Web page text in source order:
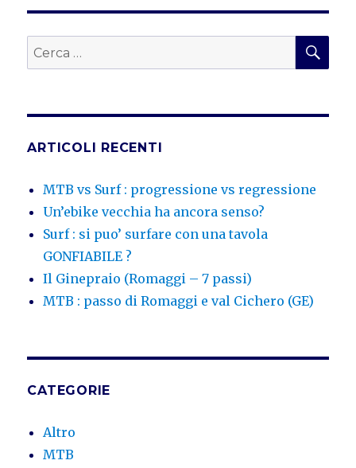
Cerca:
ARTICOLI RECENTI
MTB vs Surf : progressione vs regressione
Un’ebike vecchia ha ancora senso?
Surf : si puo’ surfare con una tavola
GONFIABILE ?
Il Ginepraio (Romaggi – 7 passi)
MTB : passo di Romaggi e val Cichero (GE)
CATEGORIE
Altro
MTB